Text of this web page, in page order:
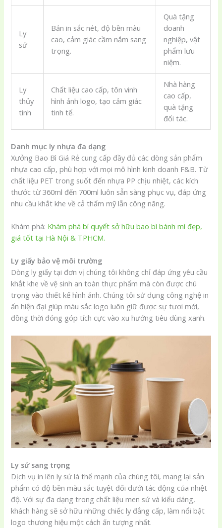
Ly
sứ
Bản in sắc nét, độ bền màu
cao, cảm giác cầm nắm sang
trọng.
Quà tặng
doanh
nghiệp, vật
phẩm lưu
niệm.
Ly
thủy
tinh
Chất liệu cao cấp, tôn vinh
hình ảnh logo, tạo cảm giác
tinh tế.
Nhà hàng
cao cấp,
quà tặng
đối tác.
Danh mục ly nhựa đa dạng
Xưởng Bao Bì Giá Rẻ cung cấp đầy đủ các dòng sản phẩm
nhựa cao cấp, phù hợp với mọi mô hình kinh doanh F&B. Từ
chất liệu PET trong suốt đến nhựa PP chịu nhiệt, các kích
thước từ 360ml đến 700ml luôn sẵn sàng phục vụ, đáp ứng
nhu cầu khắt khe về cả thẩm mỹ lẫn công năng.
Khám phá: Khám phá bí quyết sở hữu bao bì bánh mì đẹp,
giá tốt tại Hà Nội & TPHCM.
Ly giấy bảo vệ môi trường
Dòng ly giấy tại đơn vị chúng tôi không chỉ đáp ứng yêu cầu
khắt khe về vệ sinh an toàn thực phẩm mà còn được chú
trọng vào thiết kế hình ảnh. Chúng tôi sử dụng công nghệ in
ấn hiện đại giúp màu sắc logo luôn giữ được sự tươi mới,
đồng thời đóng góp tích cực vào xu hướng tiêu dùng xanh.
Ly sứ sang trọng
Dịch vụ in lên ly sứ là thế mạnh của chúng tôi, mang lại sản
phẩm có độ bền màu sắc tuyệt đối dưới tác động của nhiệt
độ. Với sự đa dạng trong chất liệu men sứ và kiểu dáng,
khách hàng sẽ sở hữu những chiếc ly đẳng cấp, làm nổi bật
logo thương hiệu một cách ấn tượng nhất.